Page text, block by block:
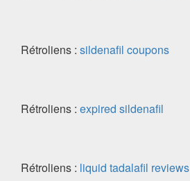
Rétroliens : sildenafil coupons
Rétroliens : expired sildenafil
Rétroliens : liquid tadalafil reviews